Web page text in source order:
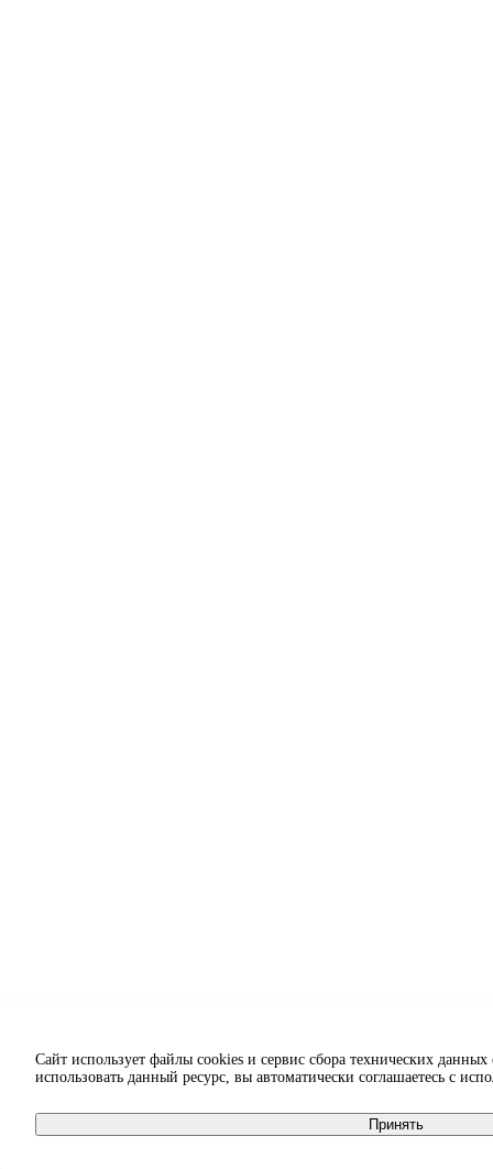
Сайт использует файлы cookies и сервис сбора технических
использовать данный ресурс, вы автоматически соглашаетесь с
Принять